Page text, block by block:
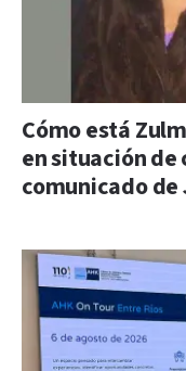
Cómo está
en situación de
comunicado de